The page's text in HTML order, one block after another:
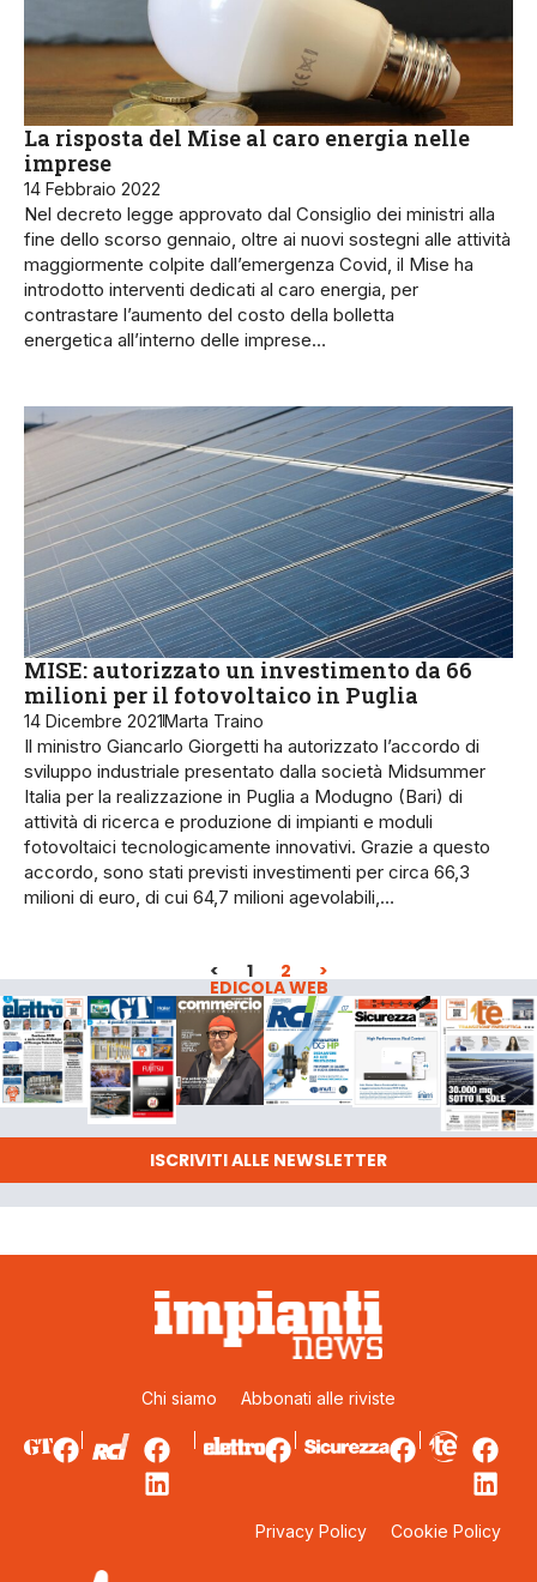
La risposta del Mise al caro energia nelle
imprese
14 Febbraio 2022
Nel decreto legge approvato dal Consiglio dei ministri alla
fine dello scorso gennaio, oltre ai nuovi sostegni alle attività
maggiormente colpite dall’emergenza Covid, il Mise ha
introdotto interventi dedicati al caro energia, per
contrastare l’aumento del costo della bolletta
energetica all’interno delle imprese…
MISE: autorizzato un investimento da 66
milioni per il fotovoltaico in Puglia
14 Dicembre 2021Marta Traino
Il ministro Giancarlo Giorgetti ha autorizzato l’accordo di
sviluppo industriale presentato dalla società Midsummer
Italia per la realizzazione in Puglia a Modugno (Bari) di
attività di ricerca e produzione di impianti e moduli
fotovoltaici tecnologicamente innovativi. Grazie a questo
accordo, sono stati previsti investimenti per circa 66,3
milioni di euro, di cui 64,7 milioni agevolabili,…
< 1 2 >
EDICOLA WEB
ISCRIVITI ALLE NEWSLETTER
Chi siamo Abbonati alle riviste
Privacy Policy Cookie Policy